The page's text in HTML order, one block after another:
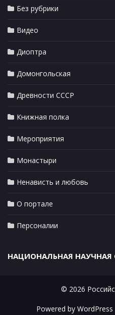
Без рубрики
Видео
Диоптра
Домонгольская
Древности СССР
Книжная полка
Мероприятия
Монастыри
Ненависть и любовь
О портале
Персоналии
НАЦИОНАЛЬНАЯ НАУЧНАЯ
© 2026
Powered by WordPress